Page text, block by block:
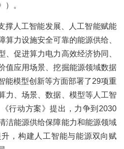
）。
撑人工智能发展、人工智能赋能
算力设施安全可靠的能源供给、
、促进算力电力高效经济协同、
值应用场景、挖掘能源领域数据
能模型创新等方面部署了29项重
力、场景、数据、模型等人工智
行动方案》提出，力争到2030
洁能源供给保障能力和能源领域
，构建人工智能与能源双向赋